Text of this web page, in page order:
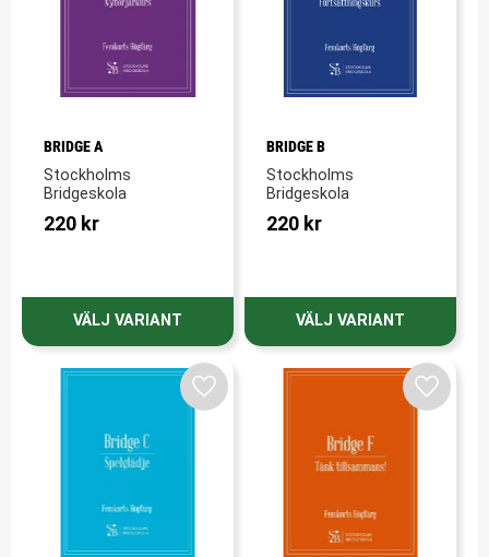
BRIDGE A
Stockholms
Bridgeskola
220 kr
BRIDGE B
Stockholms
Bridgeskola
220 kr
Lägg till i favoriter Lägg